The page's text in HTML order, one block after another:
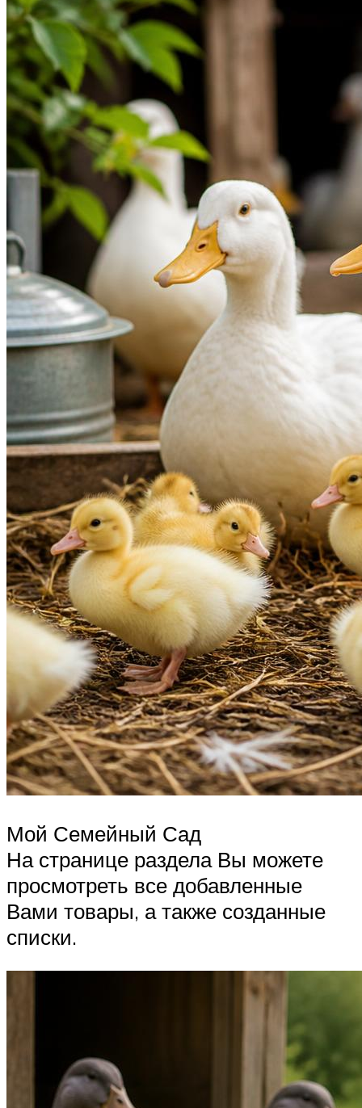
Мой Семейный Сад
На странице раздела Вы можете
просмотреть все добавленные
Вами товары, а также созданные
списки.